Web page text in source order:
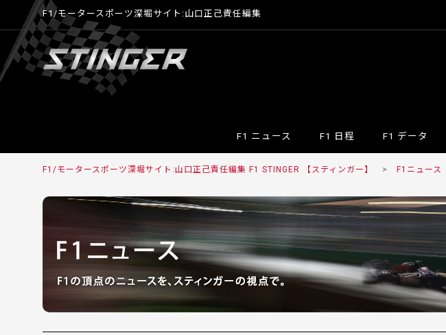
F1/モータースポーツ深堀サイト:山口正己責任編集
F1 ニュース F1 日程 F1 データ
F1/モータースポーツ深堀サイト:山口正己責任編集 F1 STINGER 【スティンガー】 > F1ニュース